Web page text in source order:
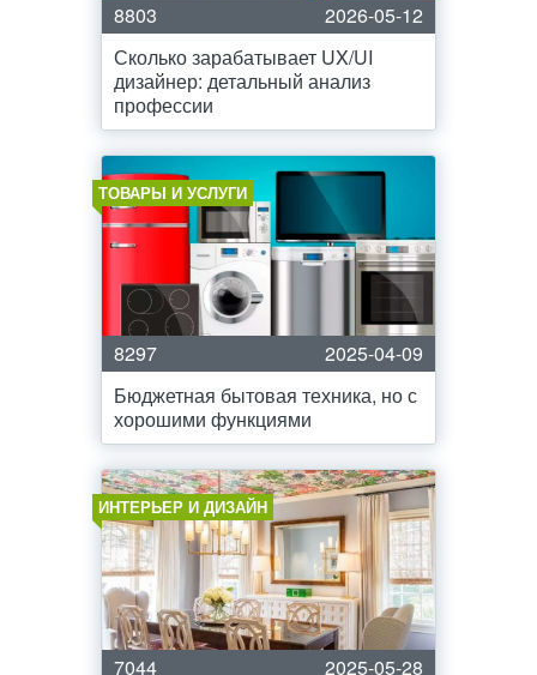
8803
2026-05-12
Сколько зарабатывает UX/UI
дизайнер: детальный анализ
профессии
ТОВАРЫ И УСЛУГИ
8297
2025-04-09
Бюджетная бытовая техника, но с
хорошими функциями
ИНТЕРЬЕР И ДИЗАЙН
7044 2025-05-28